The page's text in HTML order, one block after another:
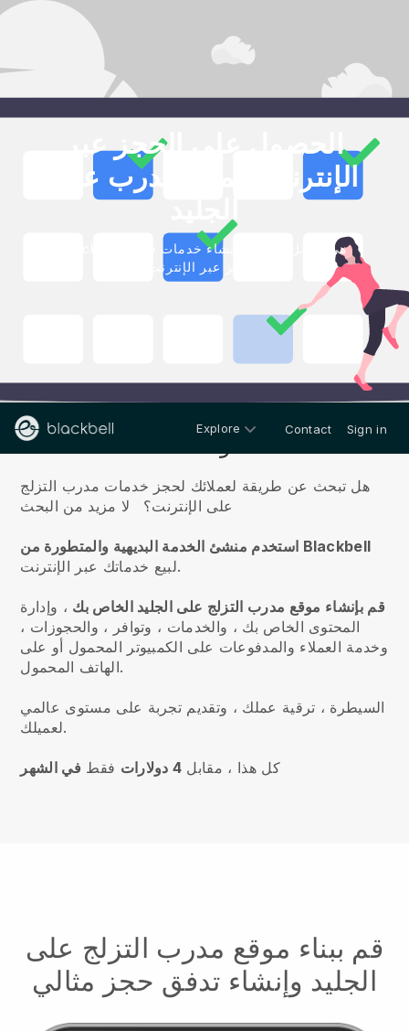
الحصول على الحجز عبر
الإنترنت لعملك مدرب على
للحجز عبر الإنترنت
Explore Contact Sign in
هل تبحث عن طريقة لعملائك لحجز خدمات مدرب التزلج
على الإنترنت؟
لا مزيد من البحث
استخدم منشئ الخدمة البديهية والمتطورة من Blackbell
لبيع خدماتك عبر الإنترنت.
قم بإنشاء موقع مدرب التزلج على الجليد الخاص بك ، وإدارة
المحتوى الخاص بك ، والخدمات ، وتوافر ، والحجوزات ،
وخدمة العملاء والمدفوعات على الكمبيوتر المحمول أو على
الهاتف المحمول.
السيطرة ، ترقية عملك ، وتقديم تجربة على مستوى عالمي
لعميلك.
كل هذا ، مقابل 4 دولارات فقط في الشهر
قم ببناء موقع مدرب التزلج على
الجليد وإنشاء تدفق حجز مثالي